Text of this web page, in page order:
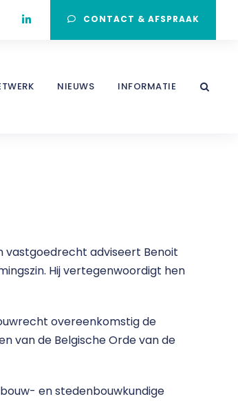
CONTACT & AFSPRAAK
NIEUWS INFORMATIE
vastgoedrecht adviseert Benoit
Hij vertegenwoordigt hen
overeenkomstig de
van de Belgische Orde van de
en stedenbouwkundige